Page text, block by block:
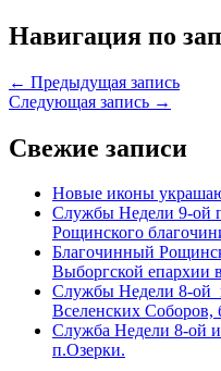
Навигация по
← Предыдущая запись
Следующая запись →
Свежие записи
Новые иконы
Службы Недели 9-ой
Рощинского
Благочинный
Выборгской епархии
Службы Недели 8-ой
Вселенских
Служба Недели 8-ой
п.Озерки.